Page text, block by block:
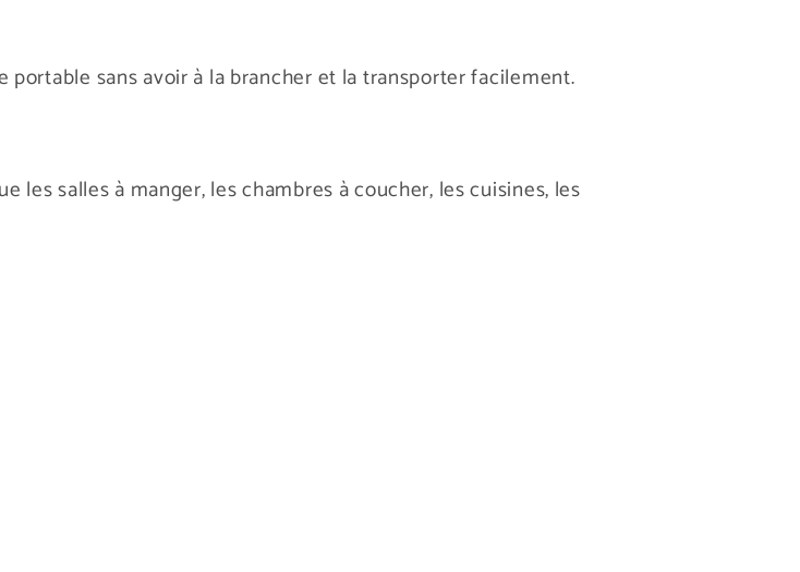
portable sans avoir à la brancher et la transporter facilement.
salles à manger, les chambres à coucher, les cuisines, les